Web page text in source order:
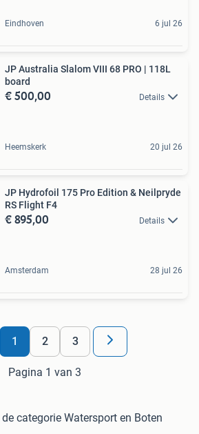
Eindhoven 6 jul 26
JP Australia Slalom VIII 68 PRO | 118L
board
€ 500,00 Details
Heemskerk 20 jul 26
JP Hydrofoil 175 Pro Edition & Neilpryde
RS Flight F4
€ 895,00 Details
Amsterdam 28 jul 26
1 2 3
Pagina 1 van 3
categorie Watersport en Boten